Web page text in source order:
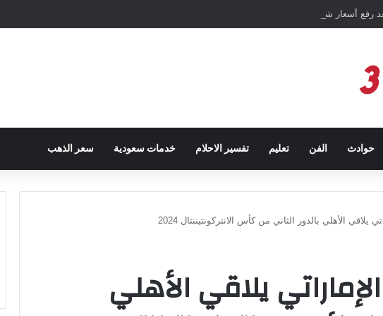
رفع أسعار شرائح الكهرباء … وزارة التموين توجه تحذير لأصحاب المخابز من رفع أسعار الخبز
حوادث الفن تعليم تفسير الاحلام خدمات سعودية سعر الذهب
يلاقي الأهلي بالدور الثاني من كأس الانتركونتيننتال 2024
يلاقي الأهلي